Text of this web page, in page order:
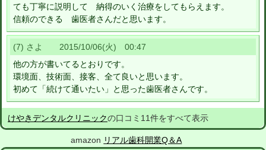
ても丁寧に説明して 納得のいく治療をしてもらえます。
信頼のできる 歯医者さんだと思います。
(7) さよ 2015/10/06(火) 00:47
他の方が書いてるとおりです。
環境面、技術面、接客、全て良いと思います。
初めて「続けて通いたい」と思った歯医者さんです。
けやきデンタルクリニックの口コミ11件をすべて表示
amazon リアル歯科開業Q＆A